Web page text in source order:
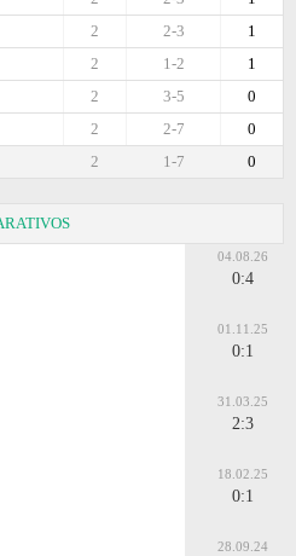
1
2-3
2
1
1-2
2
0
3-5
2
0
2-7
2
0
1-7
2
04.08.26
0:4
01.11.25
0:1
31.03.25
2:3
18.02.25
0:1
28.09.24